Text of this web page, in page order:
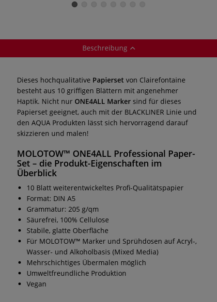
Beschreibung
Dieses hochqualitative Papierset von Clairefontaine
besteht aus 10 griffigen Blättern mit angenehmer
Haptik. Nicht nur ONE4ALL Marker sind für dieses
Papierset geeignet, auch mit der BLACKLINER Linie und
den AQUA Produkten lässt sich hervorragend darauf
skizzieren und malen!
MOLOTOW™ ONE4ALL Professional Paper-
Set – die Produkt-Eigenschaften im
Überblick
10 Blatt weiterentwickeltes Profi-Qualitätspapier
Format: DIN A5
Grammatur: 205 g/qm
Säurefrei, 100% Cellulose
Stabile, glatte Oberfläche
Für MOLOTOW™ Marker und Sprühdosen auf Acryl-,
Wasser- und Alkoholbasis (Mixed Media)
Mehrschichtiges Übermalen möglich
Umweltfreundliche Produktion
Vegan